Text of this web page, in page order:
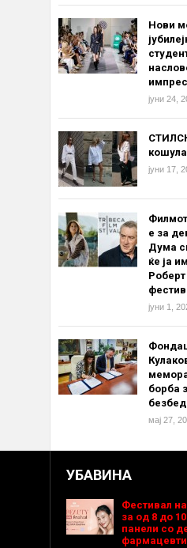
Нови
јуни 24,
јуни 17,
Филмот
е за
Дума
ќе ја
јуни 1,
борба
мај 27,
УБАВИНА
Фестивал
за од 8 до
панели со
фармацевти